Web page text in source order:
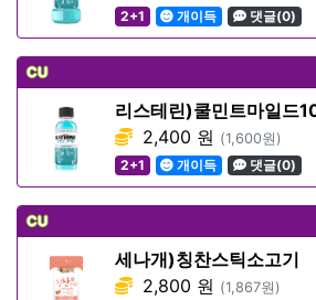
2+1
개이득 댓글(0)
CU
리스테린)쿨민트마일드
2,400 원 (1,600원)
2+1
개이득 댓글(0)
CU
세나개)칭찬스틱소고기
2,800 원 (1,867원)